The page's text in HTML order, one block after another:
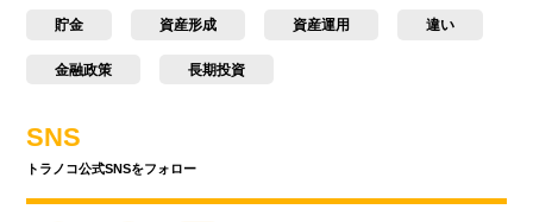
貯金 資産形成 資産運用 違い
金融政策 長期投資
SNS
トラノコ公式SNSをフォロー